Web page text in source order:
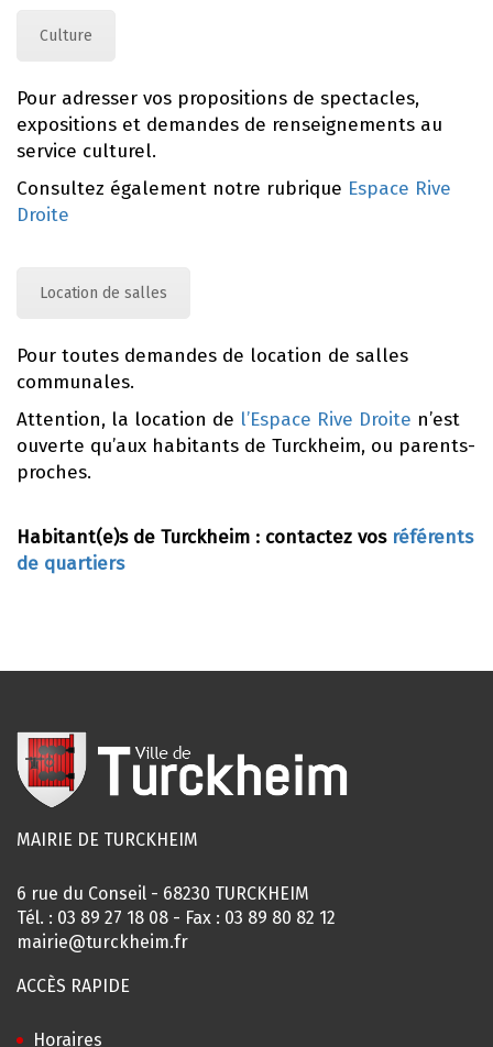
Culture
Pour adresser vos propositions de spectacles,
expositions et demandes de renseignements au
service culturel.
Consultez également notre rubrique Espace Rive
Droite
Location de salles
Pour toutes demandes de location de salles
communales.
Attention, la location de l’Espace Rive Droite n’est
ouverte qu’aux habitants de Turckheim, ou parents-
proches.
Habitant(e)s de Turckheim : contactez vos référents
de quartiers
MAIRIE DE TURCKHEIM
6 rue du Conseil - 68230 TURCKHEIM
Tél. : 03 89 27 18 08 - Fax : 03 89 80 82 12
mairie@turckheim.fr
ACCÈS RAPIDE
Horaires